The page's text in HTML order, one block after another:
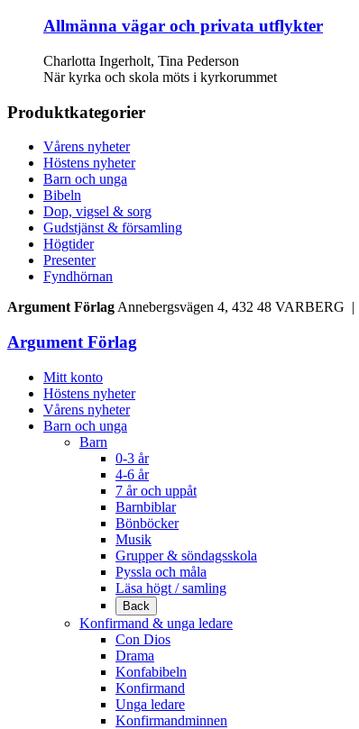
Allmänna vägar och privata utflykter
Charlotta Ingerholt, Tina Pederson
När kyrka och skola möts i kyrkorummet
Produktkategorier
Vårens nyheter
Höstens nyheter
Barn och unga
Bibeln
Dop, vigsel & sorg
Gudstjänst & församling
Högtider
Presenter
Fyndhörnan
Argument Förlag Annebergsvägen 4, 432 48 VARBERG |
Argument Förlag
Mitt konto
Höstens nyheter
Vårens nyheter
Barn och unga
Barn
0-3 år
4-6 år
7 år och uppåt
Barnbiblar
Bönböcker
Musik
Grupper & söndagsskola
Pyssla och måla
Läsa högt / samling
Back
Konfirmand & unga ledare
Con Dios
Drama
Konfabibeln
Konfirmand
Unga ledare
Konfirmandminnen